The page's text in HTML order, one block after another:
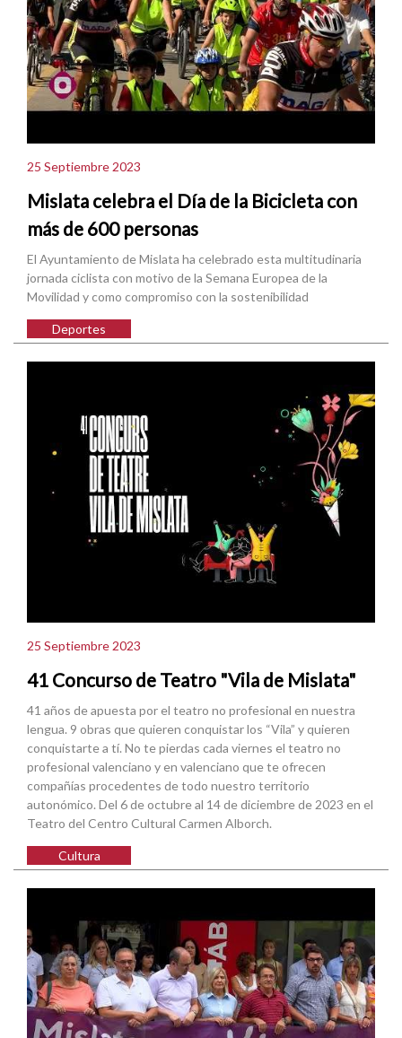
25 Septiembre 2023
Mislata celebra el Día de la Bicicleta con
más de 600 personas
El Ayuntamiento de Mislata ha celebrado esta multitudinaria
jornada ciclista con motivo de la Semana Europea de la
Movilidad y como compromiso con la sostenibilidad
Deportes
25 Septiembre 2023
41 Concurso de Teatro "Vila de Mislata"
41 años de apuesta por el teatro no profesional en nuestra
lengua. 9 obras que quieren conquistar los “Vila” y quieren
conquistarte a tí. No te pierdas cada viernes el teatro no
profesional valenciano y en valenciano que te ofrecen
compañías procedentes de todo nuestro territorio
autonómico. Del 6 de octubre al 14 de diciembre de 2023 en el
Teatro del Centro Cultural Carmen Alborch.
Cultura